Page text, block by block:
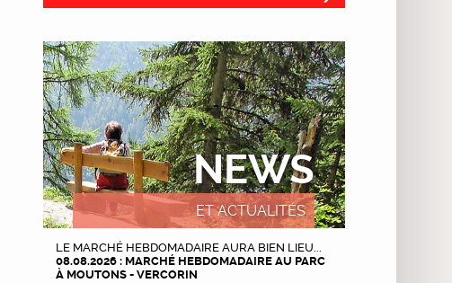
NEWS
ET ACTUALITÉS
LE MARCHÉ HEBDOMADAIRE AURA BIEN LIEU...
08.08.2026 : MARCHÉ HEBDOMADAIRE AU PARC
À MOUTONS - VERCORIN